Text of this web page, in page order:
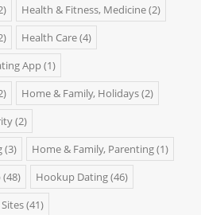
Health & Fitness, Medicine(2)
Health Care(4)
App(1)
Home & Family, Holidays(2)
(2)
(3) Home & Family, Parenting(1)
(48) Hookup Dating(46)
(41)